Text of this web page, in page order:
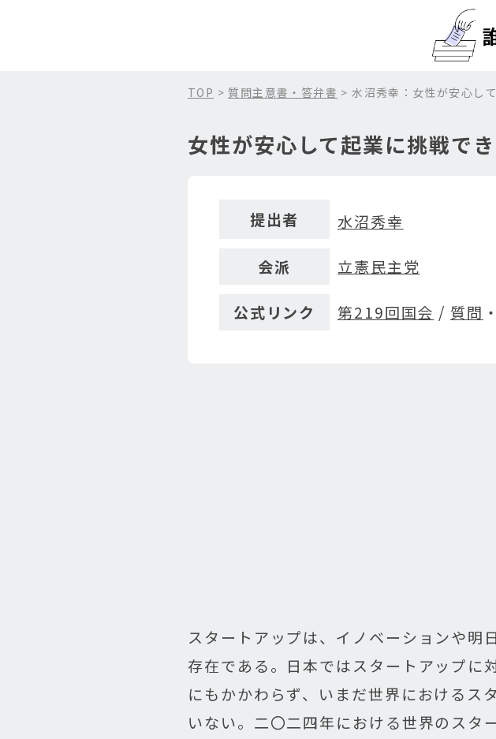
TOP > 質問主意書・答弁書 > 水沼秀幸：女性が安心し
女性が安心して起業に挑戦で
提出者 水沼秀幸
会派 立憲民主党
公式リンク 第219回国会 / 質問 ・
スタートアップは、イノベーションや明
存在である。日本ではスタートアップに
にもかかわらず、いまだ世界におけるス
いない。二〇二四年における世界のスタ